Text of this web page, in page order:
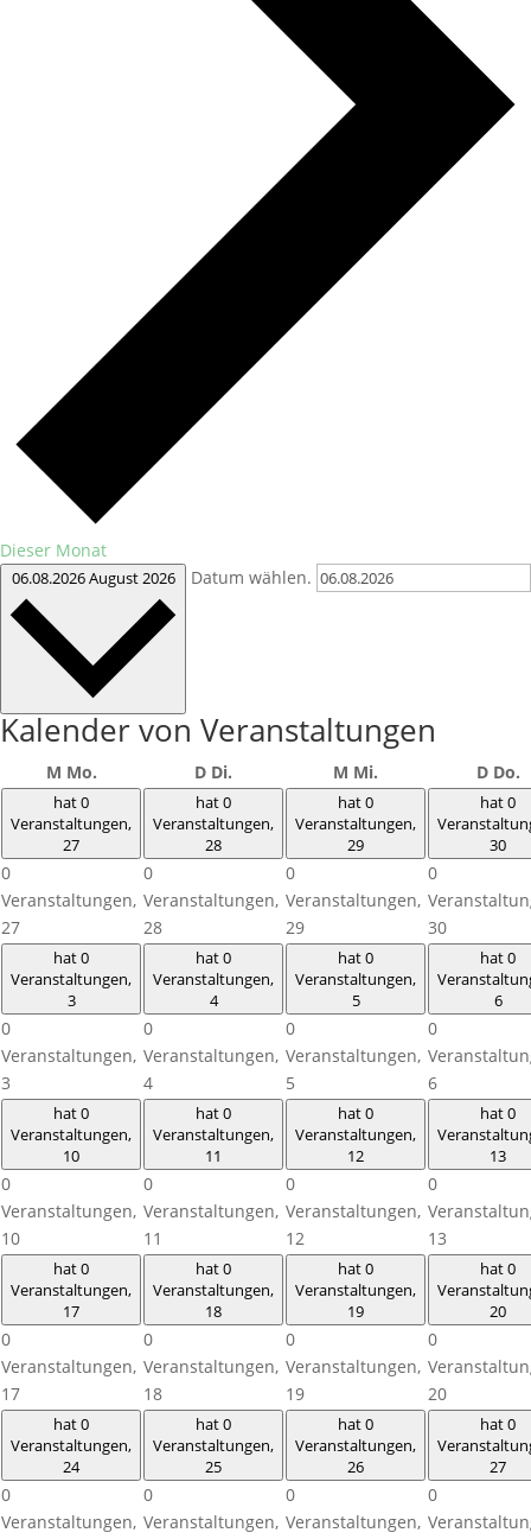
Dieser Monat
06.08.2026August 2026 Datum wählen.
Kalender von Veranstaltungen
M Mo. D Di. M Mi. D Do.
hat 0
Veranstaltungen,
27
0
Veranstaltungen,
27
hat 0
Veranstaltungen,
28
0
Veranstaltungen,
28
hat 0
Veranstaltungen,
29
0
Veranstaltungen,
29
hat 0
30
0
30
hat 0
Veranstaltungen,
3
0
Veranstaltungen,
3
hat 0
Veranstaltungen,
4
0
Veranstaltungen,
4
hat 0
Veranstaltungen,
5
0
Veranstaltungen,
5
hat 0
6
0
6
hat 0
Veranstaltungen,
10
0
Veranstaltungen,
10
hat 0
Veranstaltungen,
11
0
Veranstaltungen,
11
hat 0
Veranstaltungen,
12
0
Veranstaltungen,
12
hat 0
13
0
13
hat 0
Veranstaltungen,
17
0
Veranstaltungen,
17
hat 0
Veranstaltungen,
18
0
Veranstaltungen,
18
hat 0
Veranstaltungen,
19
0
Veranstaltungen,
19
hat 0
20
0
20
hat 0
Veranstaltungen,
24
0
Veranstaltungen,
hat 0
Veranstaltungen,
25
0
Veranstaltungen,
hat 0
Veranstaltungen,
26
0
Veranstaltungen,
hat 0
27
0